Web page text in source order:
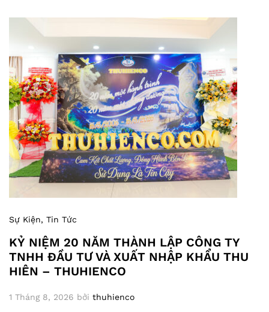
Sự Kiện, Tin Tức
KỶ NIỆM 20 NĂM THÀNH LẬP CÔNG TY
TNHH ĐẦU TƯ VÀ XUẤT NHẬP KHẨU THU
HIÊN – THUHIENCO
1 Tháng 8, 2026 bởi thuhienco